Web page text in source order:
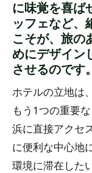
に味覚を喜ば
ッフェなど、
こそが、旅の
めにデザイン
させるのです。
ホテルの立地は
もう1つの重要
浜に直接アクセ
に便利な中心地
環境に滞在した